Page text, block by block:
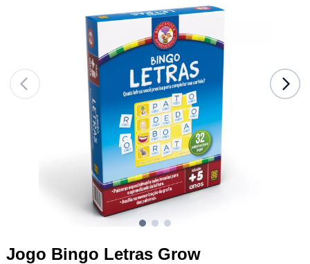
Jogo Bingo Letras Grow